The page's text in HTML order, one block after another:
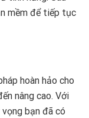
mềm để tiếp tục
hoàn hảo cho
nâng cao. Với
bạn đã có